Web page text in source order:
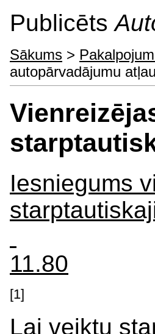
Publicēts
Sākums >
autopārvadājumu
Iesniegums
11.80
[1]
Lai veiktu